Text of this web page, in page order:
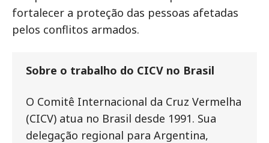
fortalecer a proteção das pessoas afetadas
pelos conflitos armados.
Sobre o trabalho do CICV no Brasil
O Comitê Internacional da Cruz Vermelha
(CICV) atua no Brasil desde 1991. Sua
delegação regional para Argentina,